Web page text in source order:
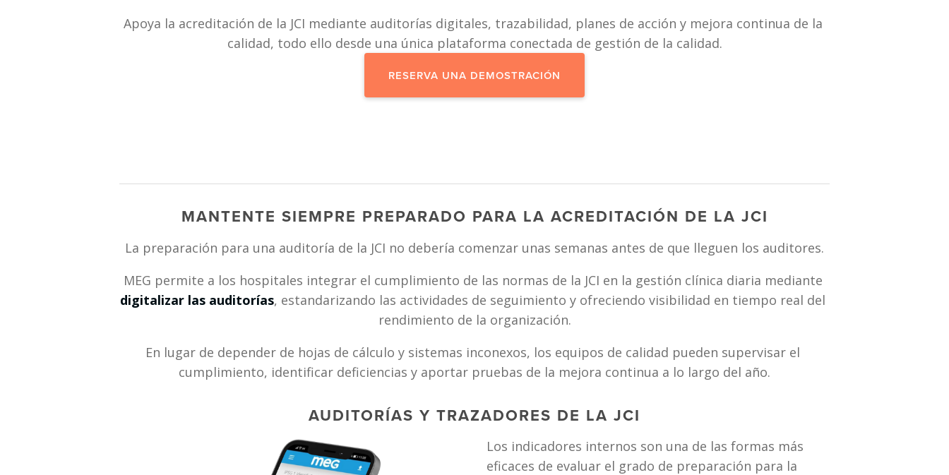
Apoya la acreditación de la JCI mediante auditorías digitales, trazabilidad, planes de acción y mejora continua de la
calidad, todo ello desde una única plataforma conectada de gestión de la calidad.
RESERVA UNA DEMOSTRACIÓN
MANTENTE SIEMPRE PREPARADO PARA LA ACREDITACIÓN DE LA JCI
La preparación para una auditoría de la JCI no debería comenzar unas semanas antes de que lleguen los auditores.
digitalizar las auditorías, estandarizando las actividades de seguimiento y ofreciendo visibilidad en tiempo real del
rendimiento de la organización.
En lugar de depender de hojas de cálculo y sistemas inconexos, los equipos de calidad pueden supervisar el
cumplimiento, identificar deficiencias y aportar pruebas de la mejora continua a lo largo del año.
AUDITORÍAS Y TRAZADORES DE LA JCI
Los indicadores internos son una de las formas más
eficaces de evaluar el grado de preparación para la